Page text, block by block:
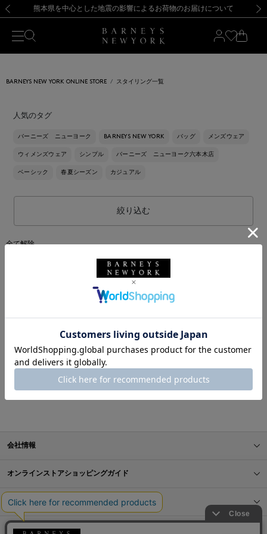
新規登録のお客様も対象！＜MY BARNEYS＞会員のお客様は11,000円（税込）以上のお買上げで常時送料無料！お買い物の際は会員登録を！
【夏季休業に伴う返品・交換承り一時停止のお知らせ】（2026.8.5）
熊本県を中心とした地震の影響によるお荷物のお届けについて
【開催中】SUMMER SALEのご案内・ご注意事項 新規登録のお客様も対象！＜MY BARNEYS＞会員のお客様は11,000円（税込）以上のお買上げで常時送料無料！お買い物の際は会員登録を！
【夏季休業に伴う返品・交換承り一時停止のお知らせ】（2026.8.5）
BARNEYS NEW YORK ONLINE STORE スタイリング一覧
人気のタグ
バーニーズ ニューヨーク BARNEYS NEW YORK バッグ メンズウェア
ウィメンズウェア シンプル バーニーズ ニューヨーク六本木店
ベーシック 春夏シーズン カジュアル
絞り込む
全て解除
BARNEYS NEW YORK ONLINE STORE スタイリング一覧
会社情報
オンラインストアショッピングガイド
店舗情報
サービス